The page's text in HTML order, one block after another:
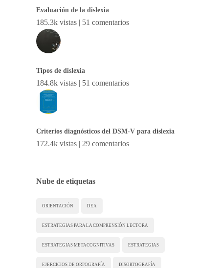
Evaluación de la dislexia
185.3k vistas | 51 comentarios
Tipos de dislexia
184.8k vistas | 51 comentarios
Criterios diagnósticos del DSM-V para dislexia
172.4k vistas | 29 comentarios
Nube de etiquetas
ORIENTACIÓN DEA
ESTRATEGIAS PARA LA COMPRENSIÓN LECTORA
ESTRATEGIAS METACOGNITIVAS ESTRATEGIAS
EJERCICIOS DE ORTOGRAFÍA DISORTOGRAFÍA